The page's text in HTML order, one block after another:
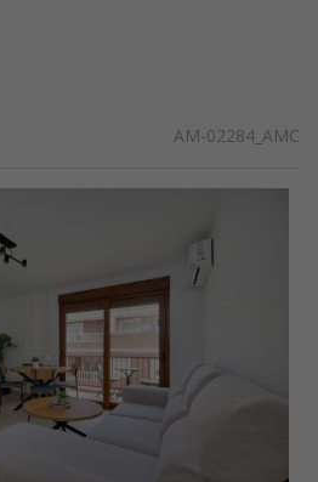
AM-02284_AMC